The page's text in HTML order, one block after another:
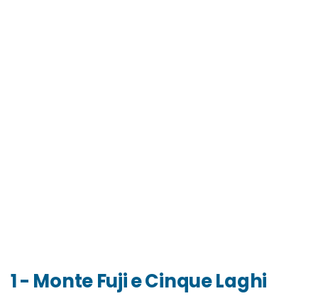
1 - Monte Fuji e Cinque Laghi